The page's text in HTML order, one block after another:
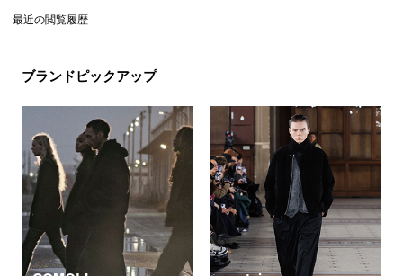
最近の閲覧履歴
ブランドピックアップ